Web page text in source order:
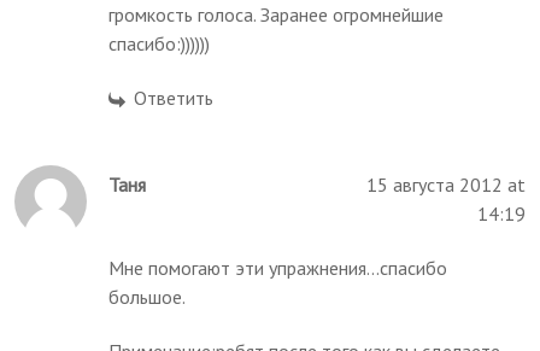
громкость голоса. Заранее огромнейшие
спасибо:))))))
Ответить
Таня
15 августа 2012 at
14:19
Мне помогают эти упражнения...спасибо
большое.